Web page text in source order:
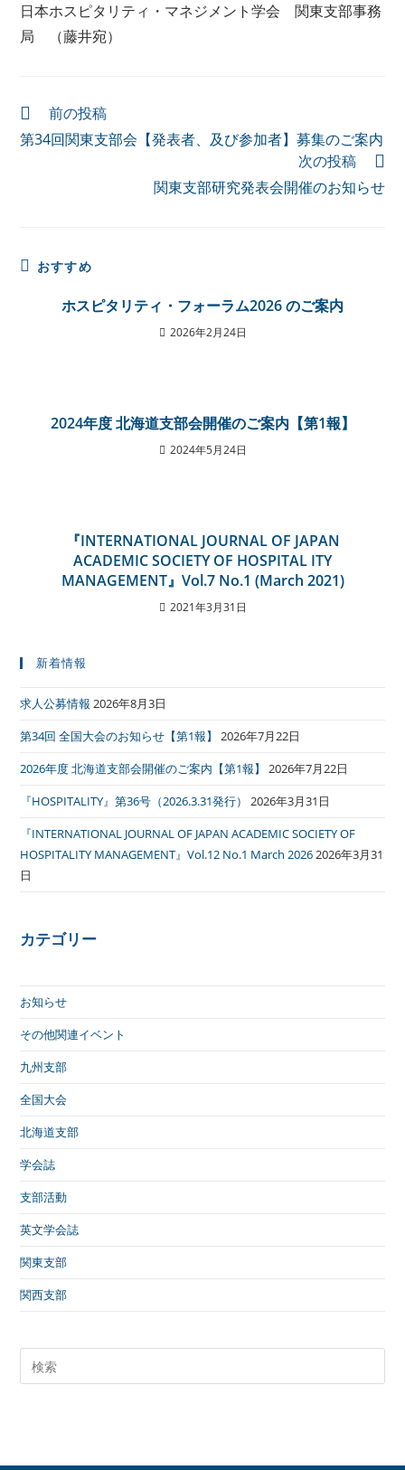
日本ホスピタリティ・マネジメント学会 関東支部事務
局 （藤井宛）
前の投稿
第34回関東支部会【発表者、及び参加者】募集のご案内
次の投稿
関東支部研究発表会開催のお知らせ
おすすめ
ホスピタリティ・フォーラム2026 のご案内
2026年2月24日
2024年度 北海道支部会開催のご案内【第1報】
2024年5月24日
『INTERNATIONAL JOURNAL OF JAPAN
ACADEMIC SOCIETY OF HOSPITAL ITY
MANAGEMENT』Vol.7 No.1 (March 2021)
2021年3月31日
新着情報
求人公募情報 2026年8月3日
第34回 全国大会のお知らせ【第1報】
2026年7月22日
2026年度 北海道支部会開催のご案内【第1報】
2026年7月22日
『HOSPITALITY』第36号（2026.3.31発行）
2026年3月31日
『INTERNATIONAL JOURNAL OF JAPAN ACADEMIC SOCIETY OF
HOSPITALITY MANAGEMENT』Vol.12 No.1 March 20262026年3月31
日
カテゴリー
お知らせ
その他関連イベント
九州支部
全国大会
北海道支部
学会誌
支部活動
英文学会誌
関東支部
関西支部